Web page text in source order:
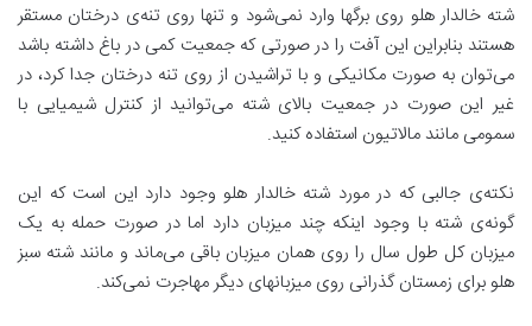
شته خالدار هلو روی برگها وارد نمی‌شود و تنها روی تنه‌ی درختان مستقر
هستند بنابراین این آفت را در صورتی که جمعیت کمی در باغ داشته باشد
می‌توان به صورت مکانیکی و با تراشیدن از روی تنه درختان جدا کرد، در
غیر این صورت در جمعیت بالای شته می‌توانید از کنترل شیمیایی با
سمومی مانند مالاتیون استفاده کنید.
نکته‌ی جالبی که در مورد شته خالدار هلو وجود دارد این است که این
گونه‌ی شته با وجود اینکه چند میزبان دارد اما در صورت حمله به یک
میزبان کل طول سال را روی همان میزبان باقی می‌ماند و مانند شته سبز
هلو برای زمستان گذرانی روی میزبانهای دیگر مهاجرت نمی‌کند.